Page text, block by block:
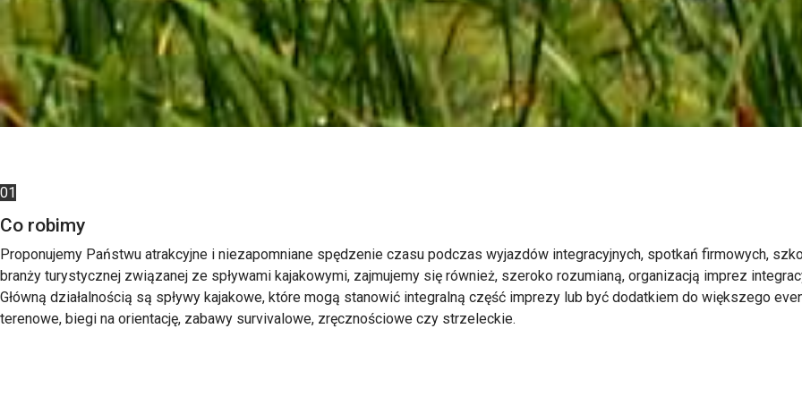
01
Co robimy
Proponujemy Państwu atrakcyjne i niezapomniane spędzenie czasu podczas wyjazdów integracyjnych, spotkań firmowych,
branży turystycznej związanej ze spływami kajakowymi, zajmujemy się również, szeroko rozumianą, organizacją imprez
Główną działalnością są spływy kajakowe, które mogą stanowić integralną część imprezy lub być dodatkiem do większego
terenowe, biegi na orientację, zabawy survivalowe, zręcznościowe czy strzeleckie.